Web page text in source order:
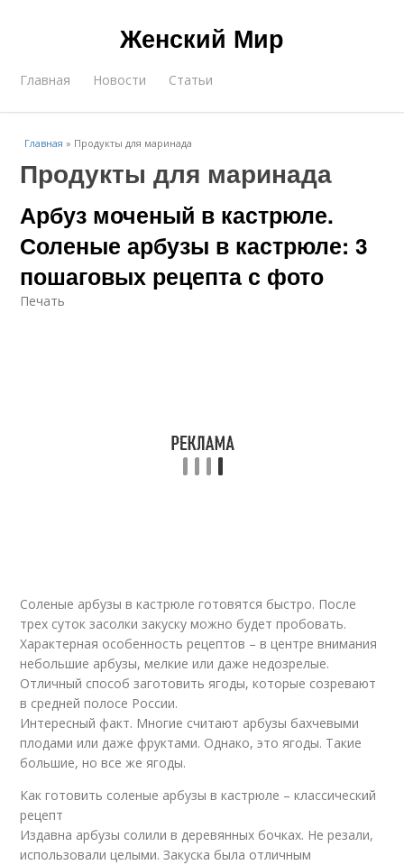
Женский Мир
Главная Новости Статьи
Главная » Продукты для маринада
Продукты для маринада
Арбуз моченый в кастрюле.
Соленые арбузы в кастрюле: 3
пошаговых рецепта с фото
Печать
Соленые арбузы в кастрюле готовятся быстро. После
трех суток засолки закуску можно будет пробовать.
Характерная особенность рецептов – в центре внимания
небольшие арбузы, мелкие или даже недозрелые.
Отличный способ заготовить ягоды, которые созревают
в средней полосе России.
Интересный факт. Многие считают арбузы бахчевыми
плодами или даже фруктами. Однако, это ягоды. Такие
большие, но все же ягоды.
Как готовить соленые арбузы в кастрюле – классический
рецепт
Издавна арбузы солили в деревянных бочках. Не резали,
использовали целыми. Закуска была отличным